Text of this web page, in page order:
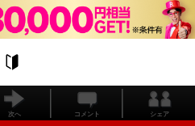
次へ コメント シェア